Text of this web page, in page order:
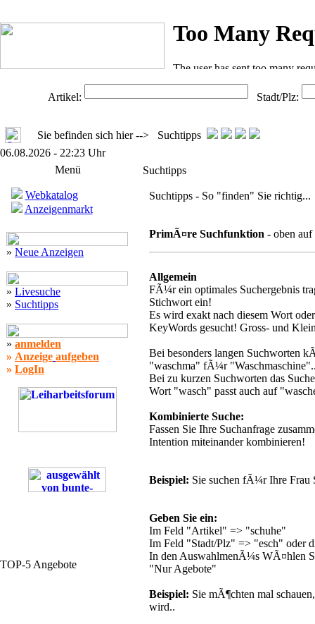
Artikel: Stadt/Plz:
Sie befinden sich hier --> Suchtipps
06.08.2026 - 22:23 Uhr
Menü
Webkatalog
Anzeigenmarkt
» Neue Anzeigen
» Livesuche
» Suchtipps
» anmelden
» Anzeige aufgeben
» LogIn
TOP-5 Angebote
Suchtipps
Suchtipps - So "finden" Sie richtig...
PrimÃ¤re Suchfunktion - oben auf
Allgemein
FÃ¼r ein optimales Suchergebnis
Stichwort ein!
Es wird exakt nach diesem Wort
KeyWords gesucht! Gross- und
Bei besonders langen Suchworten
"waschma" fÃ¼r
Bei zu kurzen Suchworten das
Wort "wasch" passt auch auf
Kombinierte Suche:
Fassen Sie Ihre Suchanfrage
Intention miteinander kombinieren!
Beispiel: Sie suchen fÃ¼r Ihre Frau
Geben Sie ein:
Im Feld "Artikel" => "schuhe"
Im Feld "Stadt/Plz" => "esch" oder
In den AuswahlmenÃ¼s WÃ¤hlen
"Nur Agebote"
Beispiel: Sie mÃ¶chten mal
wird..